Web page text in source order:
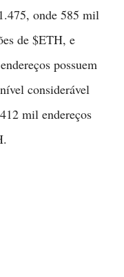
onde 585 mil
de $ETH, e
possuem
considerável
mil endereços